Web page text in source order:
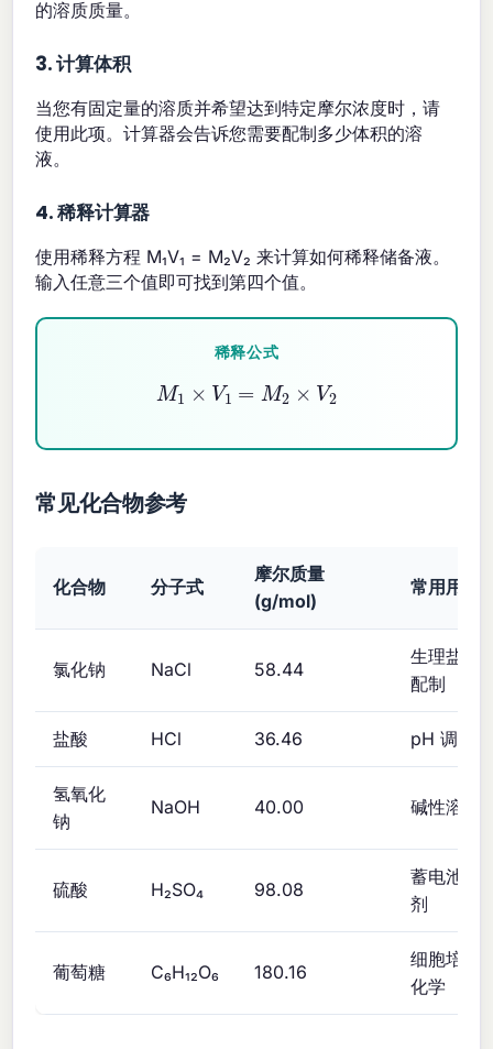
的溶质质量。
3. 计算体积
当您有固定量的溶质并希望达到特定摩尔浓度时，请
使用此项。计算器会告诉您需要配制多少体积的溶
液。
4. 稀释计算器
使用稀释方程 M₁V₁ = M₂V₂ 来计算如何稀释储备液。
输入任意三个值即可找到第四个值。
稀释公式
M 1× V1 =M2× V 2
常见化合物参考
化合物 分子式
摩尔质量
(g/mol)
常用用途
氯化钠 NaCl 58.44
生理盐水
配制
盐酸 HCl 36.46 pH 调节
氢氧化
钠
NaOH 40.00 碱性溶液
硫酸 H₂SO₄ 98.08
蓄电池酸
剂
葡萄糖 C₆H₁₂O₆ 180.16
细胞培养
化学